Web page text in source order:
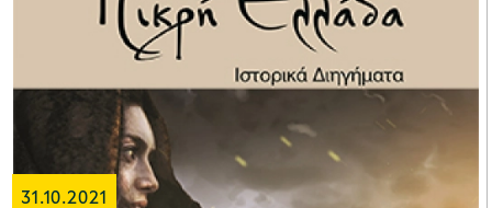
Μουσείο Μαρμαροτεχνίας
Μουσείο Περιβάλλοντος Στυμφαλίας
31.10.2021